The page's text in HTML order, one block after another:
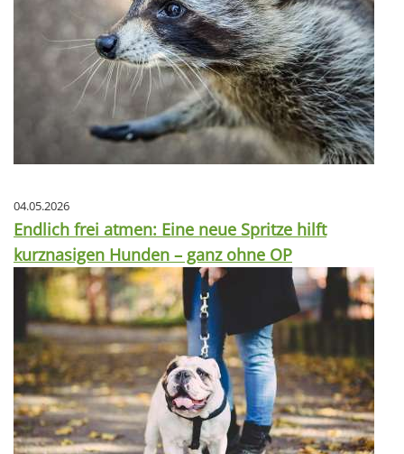
04.05.2026
Endlich frei atmen: Eine neue Spritze hilft
kurznasigen Hunden – ganz ohne OP